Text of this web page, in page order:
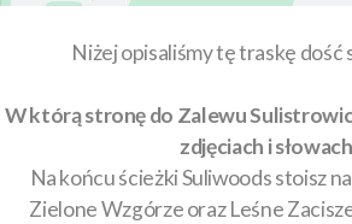
Niżej opisaliśmy tę traskę dość
W którą stronę do Zalewu
zdjęciach i
Na końcu ścieżki Suliwoods stoisz
Zielone Wzgórze oraz Leśne